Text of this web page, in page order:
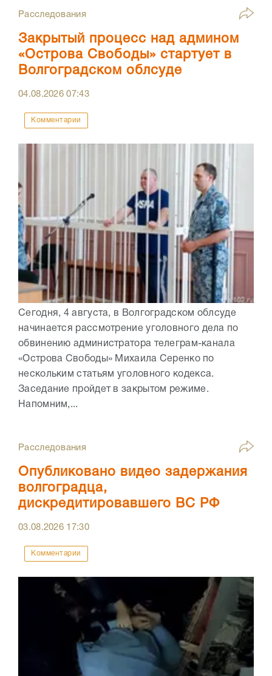
Расследования
Закрытый процесс над админом
«Острова Свободы» стартует в
Волгоградском облсуде
04.08.202607:43
Комментарии
Сегодня, 4 августа, в Волгоградском облсуде
начинается рассмотрение уголовного дела по
обвинению администратора телеграм-канала
«Острова Свободы» Михаила Серенко по
нескольким статьям уголовного кодекса.
Заседание пройдет в закрытом режиме.
Напомним,...
Расследования
Опубликовано видео задержания
волгоградца,
дискредитировавшего ВС РФ
03.08.2026 17:30
Комментарии